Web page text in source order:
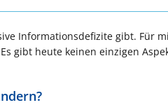
Informationsdefizite gibt. Für
gibt heute keinen einzigen